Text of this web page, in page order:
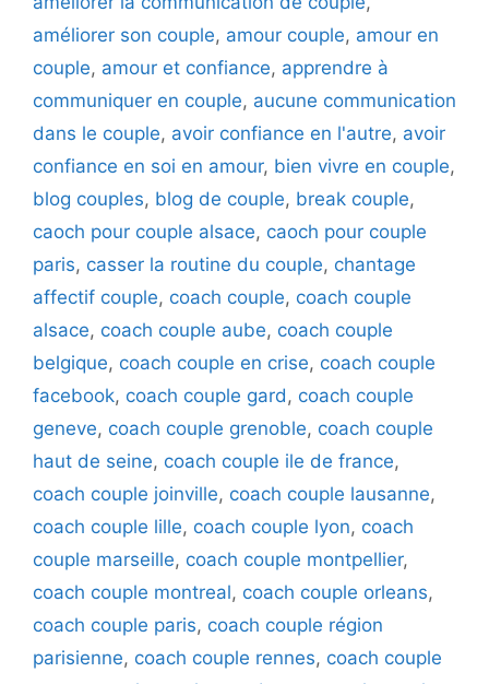
améliorer son couple, amour couple, amour en
couple, amour et confiance, apprendre à
communiquer en couple, aucune communication
dans le couple, avoir confiance en l'autre, avoir
confiance en soi en amour, bien vivre en couple,
blog couples, blog de couple, break couple,
caoch pour couple alsace, caoch pour couple
paris, casser la routine du couple, chantage
affectif couple, coach couple, coach couple
alsace, coach couple aube, coach couple
belgique, coach couple en crise, coach couple
facebook, coach couple gard , coach couple
geneve, coach couple grenoble, coach couple
haut de seine, coach couple ile de france,
coach couple joinville, coach couple lausanne,
coach couple lille, coach couple lyon, coach
couple marseille, coach couple montpellier,
coach couple montreal, coach couple orleans,
coach couple paris, coach couple région
parisienne, coach couple rennes, coach couple